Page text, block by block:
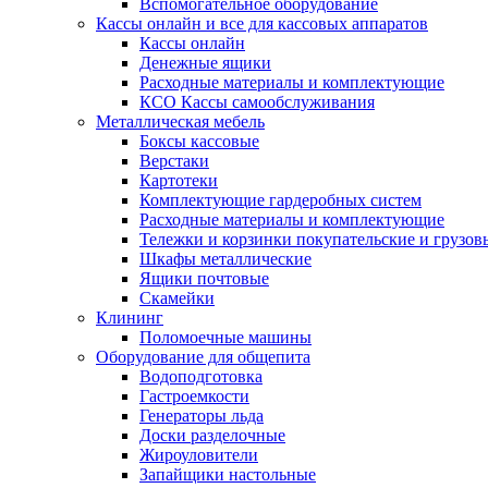
Вспомогательное оборудование
Кассы онлайн и все для кассовых аппаратов
Кассы онлайн
Денежные ящики
Расходные материалы и комплектующие
КСО Кассы самообслуживания
Металлическая мебель
Боксы кассовые
Верстаки
Картотеки
Комплектующие гардеробных систем
Расходные материалы и комплектующие
Тележки и корзинки покупательские и
Шкафы металлические
Ящики почтовые
Скамейки
Клининг
Поломоечные машины
Оборудование для общепита
Водоподготовка
Гастроемкости
Генераторы льда
Доски разделочные
Жироуловители
Запайщики настольные